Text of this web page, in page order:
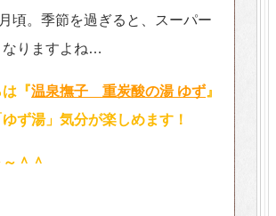
頃。季節を過ぎると、スーパー
なりますよね…
『温泉撫子 重炭酸の湯 ゆず 』
ず湯」気分が楽しめます！
＾＾